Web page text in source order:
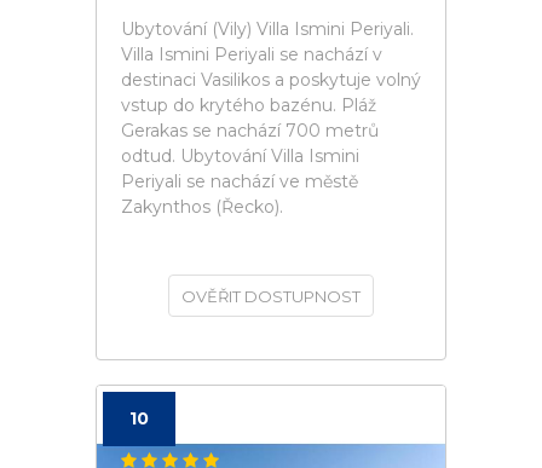
Ubytování (Vily) Villa Ismini Periyali.
Villa Ismini Periyali se nachází v
destinaci Vasilikos a poskytuje volný
vstup do krytého bazénu. Pláž
Gerakas se nachází 700 metrů
odtud. Ubytování Villa Ismini
Periyali se nachází ve městě
Zakynthos (Řecko).
OVĚŘIT DOSTUPNOST
10